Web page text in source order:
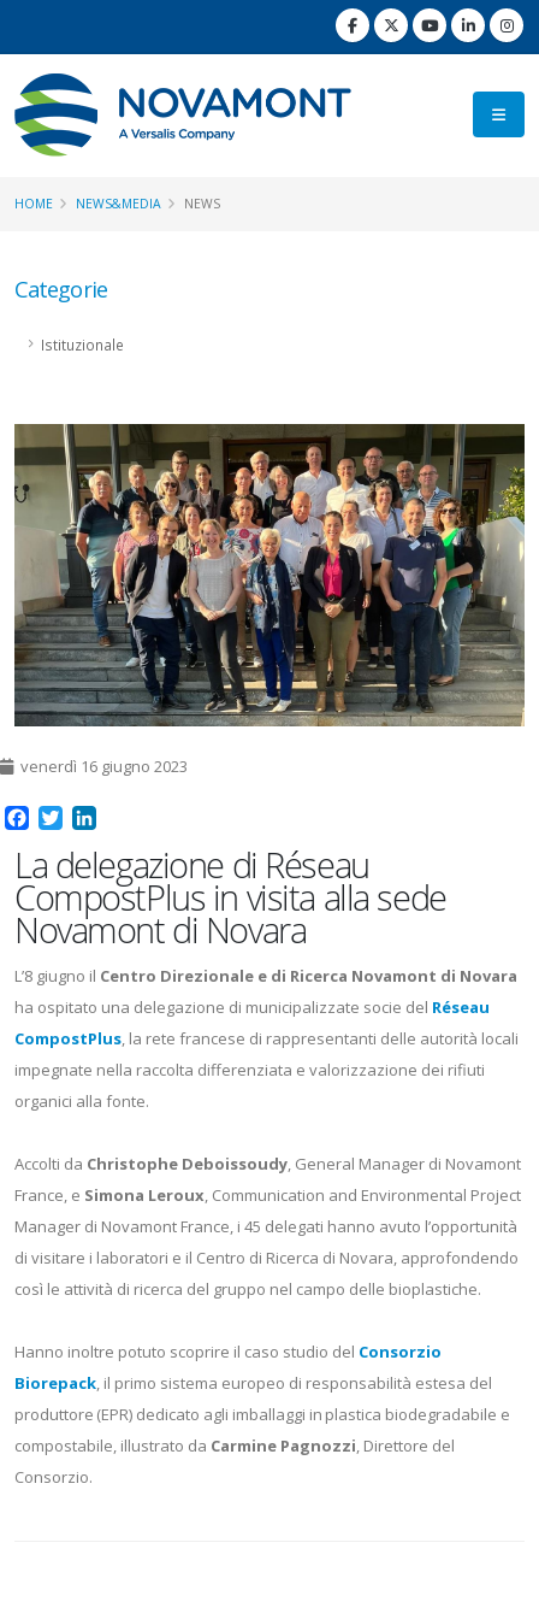
HOME NEWS&MEDIA NEWS
Categorie
Istituzionale
venerdì 16 giugno 2023
Facebook
Twitter
La delegazione di Réseau
CompostPlus in visita alla sede
Novamont di Novara
L’8 giugno il Centro Direzionale e di Ricerca Novamont di Novara
ha ospitato una delegazione di municipalizzate socie del Réseau
CompostPlus , la rete francese di rappresentanti delle autorità locali
impegnate nella raccolta differenziata e valorizzazione dei rifiuti
organici alla fonte.
Accolti da Christophe Deboissoudy , General Manager di Novamont
France, e Simona Leroux , Communication and Environmental Project
Manager di Novamont France, i 45 delegati hanno avuto l’opportunità
di visitare i laboratori e il Centro di Ricerca di Novara, approfondendo
così le attività di ricerca del gruppo nel campo delle bioplastiche.
Hanno inoltre potuto scoprire il caso studio del Consorzio
Biorepack , il primo sistema europeo di responsabilità estesa del
produttore (EPR) dedicato agli imballaggi in plastica biodegradabile e
compostabile, illustrato da Carmine Pagnozzi , Direttore del
Consorzio.